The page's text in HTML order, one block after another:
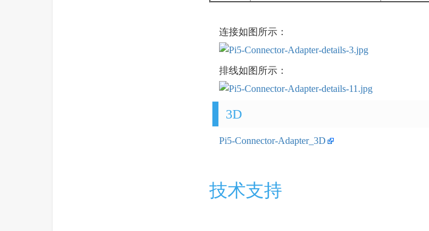
连接如图所示：
排线如图所示：
3D
Pi5-Connector-Adapter_3D
技术支持